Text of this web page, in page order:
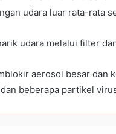
udara luar rata-rata
udara melalui filter
aerosol besar dan
beberapa partikel